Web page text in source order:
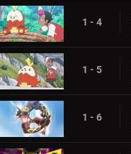
1 - 4
1 - 5
1 - 6